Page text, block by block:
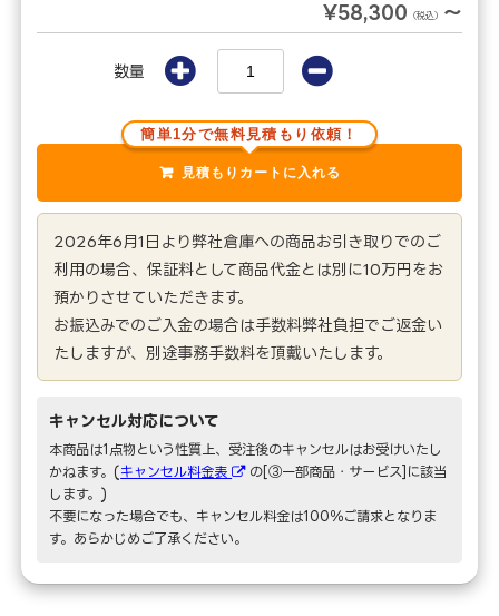
¥58,300 （税込） ～
数量
簡単1分で無料見積もり依頼！
2026年6月1日より弊社倉庫への商品お引き取りでのご
利用の場合、保証料として商品代金とは別に10万円をお
預かりさせていただきます。
お振込みでのご入金の場合は手数料弊社負担でご返金い
たしますが、別途事務手数料を頂戴いたします。
キャンセル対応について
本商品は1点物という性質上、受注後のキャンセルはお受けいたし
かねます。(キャンセル料金表
の[③一部商品・サービス]に該当
します。)
不要になった場合でも、キャンセル料金は100％ご請求となりま
す。あらかじめご了承ください。